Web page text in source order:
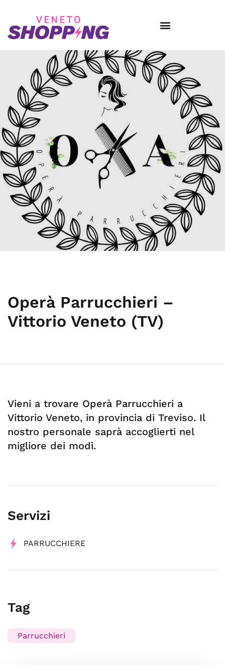
Operà Parrucchieri –
Vittorio Veneto (TV)
Vieni a trovare Operà Parrucchieri a
Vittorio Veneto, in provincia di Treviso. Il
nostro personale saprà accoglierti nel
migliore dei modi.
Servizi
PARRUCCHIERE
Tag
Parrucchieri